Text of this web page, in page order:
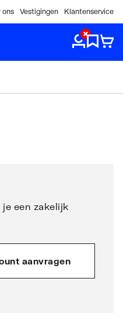
ons Vestigingen Klantenservice
een zakelijk
aanvragen